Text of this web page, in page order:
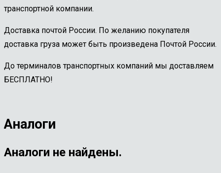
транспортной компании.
Доставка почтой России. По желанию покупателя
доставка груза может быть произведена Почтой России.
До терминалов транспортных компаний мы доставляем
БЕСПЛАТНО!
Аналоги
Аналоги не найдены.